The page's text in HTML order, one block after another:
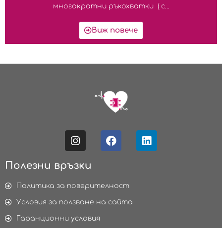
многократни ръкохватки ( с...
Виж повече
Полезни връзки
Политика за поверителност
Условия за ползване на сайта
Гаранционни условия